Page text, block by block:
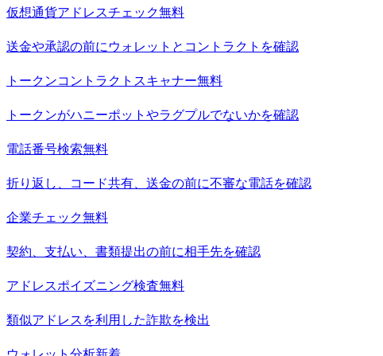
仮想通貨アドレスチェック無料
送金や承認の前にウォレットとコントラクトを確認
トークンコントラクトスキャナー無料
トークンがハニーポットやラグプルでないかを確認
電話番号検索無料
折り返し、コード共有、送金の前に不審な電話を確認
企業チェック無料
契約、支払い、書類提出の前に相手先を確認
アドレスポイズニング検査無料
類似アドレスを利用した詐欺を検出